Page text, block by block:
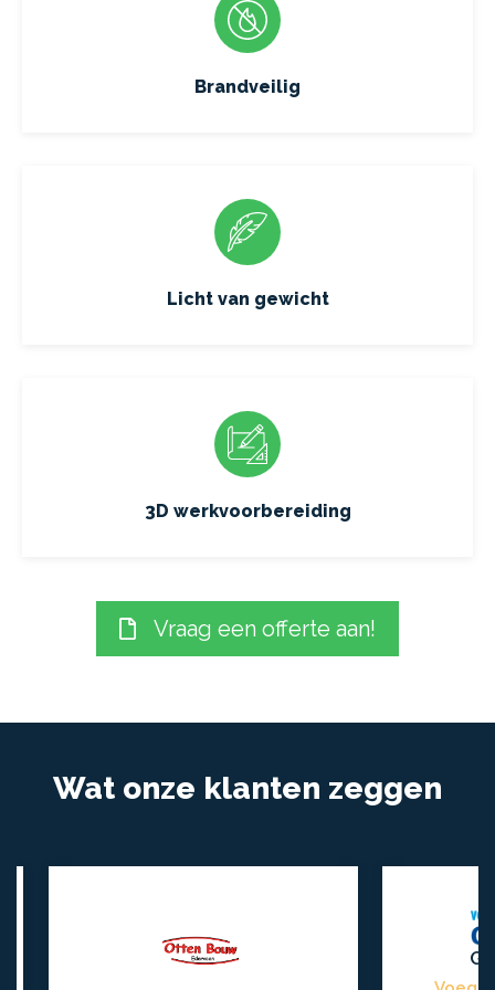
Brandveilig
Licht van gewicht
3D werkvoorbereiding
Vraag een offerte aan!
Wat onze klanten zeggen
Gert van Beek